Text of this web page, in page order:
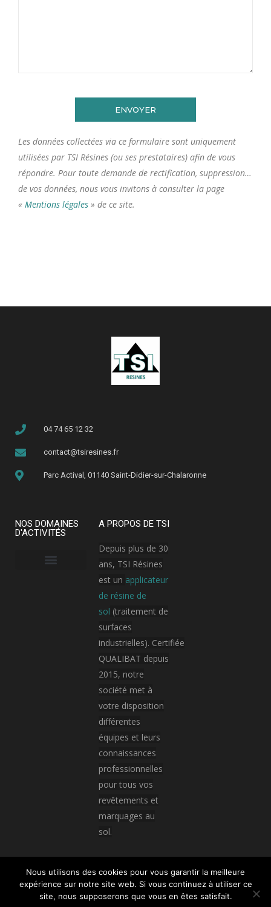
Les données collectées via ce formulaire sont uniquement
utilisées par TSI Résines (ou ses prestataires) afin de vous
répondre. Pour toute demande de rectification, suppression…
de vos données, nous vous invitons à consulter la page
« Mentions légales » de ce site.
04 74 65 12 32
contact@tsiresines.fr
Parc Actival, 01140 Saint-Didier-sur-Chalaronne
NOS DOMAINES
D'ACTIVITÉS
A PROPOS DE TSI
Depuis plus de 30
ans, TSI Résines
est un applicateur
de résine de
sol (traitement de
surfaces
industrielles). Certifiée
QUALIBAT depuis
2015, notre
société met à
votre disposition
différentes
équipes et leurs
connaissances
professionnelles
pour tous vos
revêtements et
marquages au
sol.
Nous utilisons des cookies pour vous garantir la meilleure
expérience sur notre site web. Si vous continuez à utiliser ce
site, nous supposerons que vous en êtes satisfait.